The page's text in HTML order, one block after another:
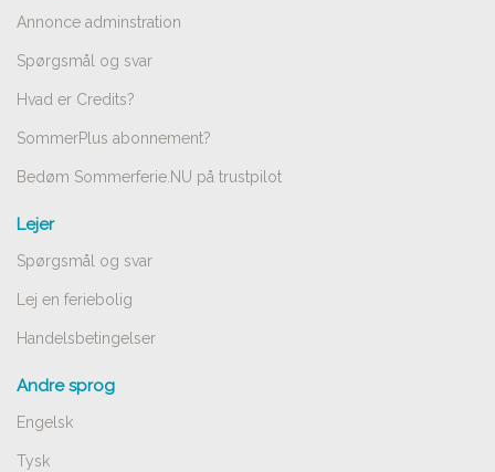
Annonce adminstration
Spørgsmål og svar
Hvad er Credits?
SommerPlus abonnement?
Bedøm Sommerferie.NU på trustpilot
Lejer
Spørgsmål og svar
Lej en feriebolig
Handelsbetingelser
Andre sprog
Engelsk
Tysk